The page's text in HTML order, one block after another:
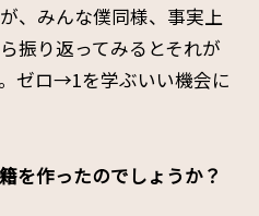
、みんな僕同様、事実上
振り返ってみるとそれが
ゼロ→1を学ぶいい機会に
を作ったのでしょうか？